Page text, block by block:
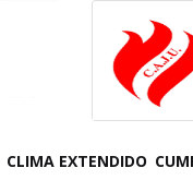
CLIMA EXTENDIDO